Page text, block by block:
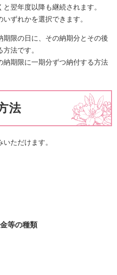
翌年度以降も継続されます。
いずれかを選択できます。
限の日に、その納期分とその後
法です。
期限に一期分ずつ納付する方法
法
ただけます。
等の種類